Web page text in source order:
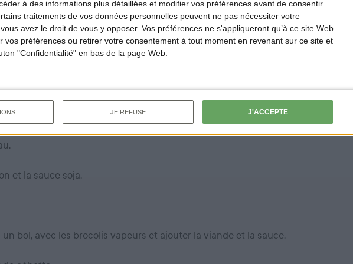
à des informations plus détaillées et modifier vos préférences avant de consentir.
traitements de vos données personnelles peuvent ne pas nécessiter votre
avez le droit de vous y opposer. Vos préférences ne s'appliqueront qu’à ce site Web.
vos préférences ou retirer votre consentement à tout moment en revenant sur ce site et
"Confidentialité" en bas de la page Web.
JE REFUSE J'ACCEPTE
cuire le sucre dans la même poêle. Attention à ne pas brûler votre caramel.
du sanglier au caramel
et l'oignon dans la poêle.
et la sauce soja.
un bol, avec les brocolis vapeurs et ajouter la viande et la sauce.